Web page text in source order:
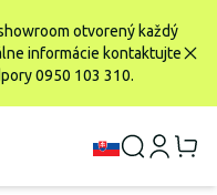
otvorený každý
informácie kontaktujte
0950 103 310.